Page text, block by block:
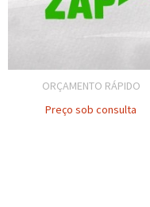
ORÇAMENTO RÁPIDO
Preço sob consulta